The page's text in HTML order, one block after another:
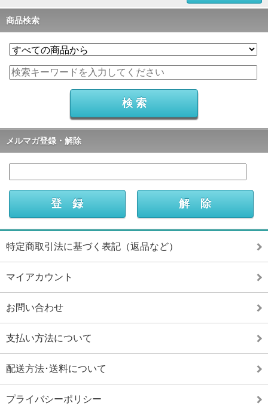
商品検索
メルマガ登録・解除
特定商取引法に基づく表記（返品など）
マイアカウント
お問い合わせ
支払い方法について
配送方法･送料について
プライバシーポリシー